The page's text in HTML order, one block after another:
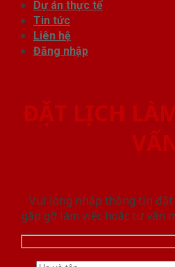
Dự án thực tế
Tin tức
Liên hệ
Đăng nhập
ĐẶT LỊCH
Vui lòng nhập thông tin
gặp gỡ làm việc hoăc tư vấn